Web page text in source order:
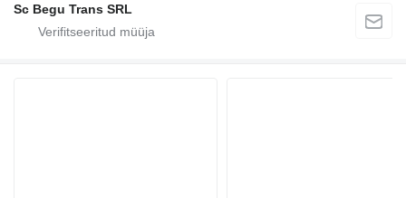
Sc Begu Trans SRL